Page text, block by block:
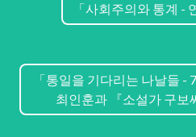
「사회주의와 통계 -
「통일을 기다리는 나날들 -
최인훈과 『소설가 구보